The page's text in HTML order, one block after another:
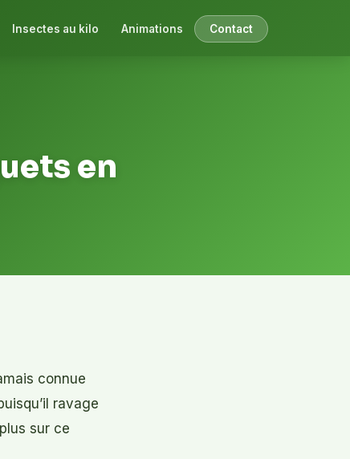
Insectes au kilo Animations Contact
en
connue
ravage
sur ce